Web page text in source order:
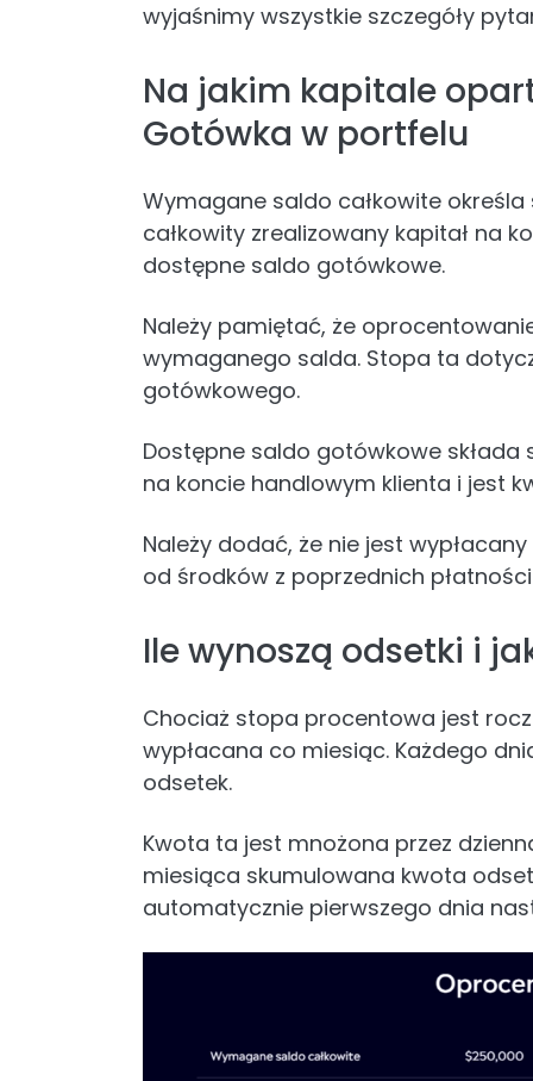
wyjaśnimy wszystkie szczegóły
Na jakim kapitale
Gotówka w portfelu
Wymagane saldo całkowite
całkowity zrealizowany kapitał na
dostępne saldo gotówkowe.
Należy pamiętać, że
wymaganego salda. Stopa ta
gotówkowego.
Dostępne saldo gotówkowe
na koncie handlowym klienta i jest
Należy dodać, że nie jest
od środków z poprzednich
Ile wynoszą odsetki i
Chociaż stopa procentowa jest
wypłacana co miesiąc. Każdego
odsetek.
Kwota ta jest mnożona przez
miesiąca skumulowana kwota
automatycznie pierwszego dnia